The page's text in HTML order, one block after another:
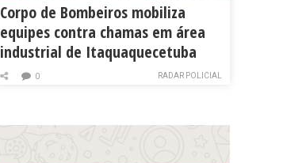
Corpo de Bombeiros mobiliza
equipes contra chamas em área
industrial de Itaquaquecetuba
RADAR POLICIAL
0